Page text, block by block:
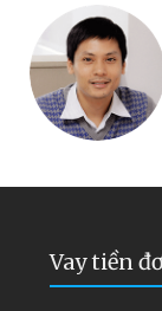
đều vay
tiếp tục mua
Vay tiền